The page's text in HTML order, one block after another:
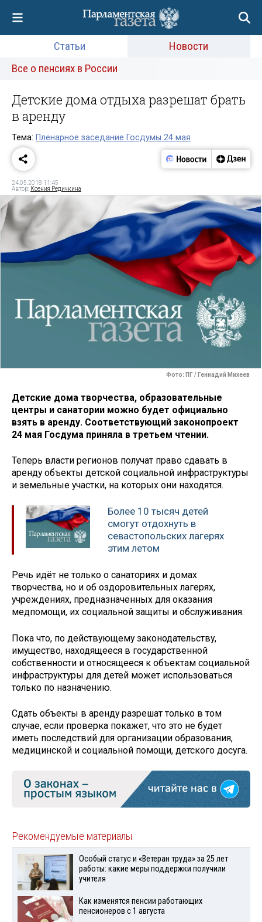
Статьи
Новости
Все о пенсиях в России
Детские дома отдыха разрешат брать
в аренду
Тема: Пленарное заседание Госдумы 24 мая
24.05.2018 11:45
Автор: Ксения Редичкина
Фото: ПГ / Геннадий Михеев
Детские дома творчества, образовательные
центры и санатории можно будет официально
взять в аренду. Соответствующий законопроект
24 мая Госдума приняла в третьем чтении.
Теперь власти регионов получат право сдавать в
аренду объекты детской социальной инфраструктуры
и земельные участки, на которых они находятся.
Более 10 тысяч детей
смогут отдохнуть в
севастопольских лагерях
этим летом
Речь идёт не только о санаториях и домах
творчества, но и об оздоровительных лагерях,
учреждениях, предназначенных для оказания
медпомощи, их социальной защиты и обслуживания.
Пока что, по действующему законодательству,
имущество, находящееся в государственной
собственности и относящееся к объектам социальной
инфраструктуры для детей может использоваться
только по назначению.
Сдать объекты в аренду разрешат только в том
случае, если проверка покажет, что это не будет
иметь последствий для организации образования,
медицинской и социальной помощи, детского досуга.
Рекомендуемые материалы
Особый статус и «Ветеран труда» за 25 лет
работы: какие меры поддержки получили
учителя
Как изменятся пенсии работающих
пенсионеров с 1 августа